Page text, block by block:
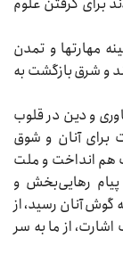
مهارتها و تمدن
و شرق بازگشت به
و دین در قلوب
برای آنان و شوق
انداخت و ملت
پیام رهایی‌بخش و
گوش آنان رسید، از
اشارت، از ما به سر